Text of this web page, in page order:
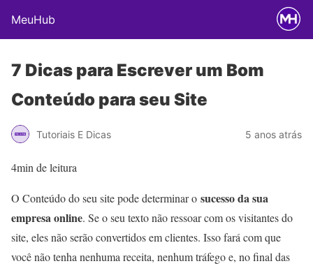
MeuHub
7 Dicas para Escrever um Bom
Conteúdo para seu Site
Tutoriais E Dicas 5 anos atrás
4min de leitura
O Conteúdo do seu site pode determinar o sucesso da sua
empresa online. Se o seu texto não ressoar com os visitantes do
site, eles não serão convertidos em clientes. Isso fará com que
você não tenha nenhuma receita, nenhum tráfego e, no final das